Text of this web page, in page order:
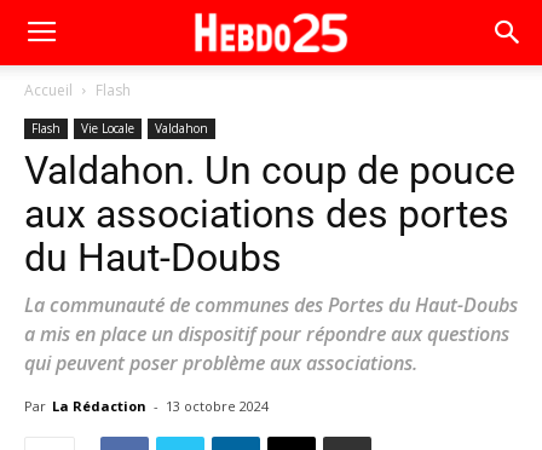
Accueil Flash
Flash Vie Locale Valdahon
Valdahon. Un coup de pouce
aux associations des portes
du Haut-Doubs
La communauté de communes des Portes du Haut-Doubs
a mis en place un dispositif pour répondre aux questions
qui peuvent poser problème aux associations.
Par La Rédaction - 13 octobre 2024